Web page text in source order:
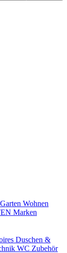
Garten Wohnen
Marken
Duschen &
WC Zubehör